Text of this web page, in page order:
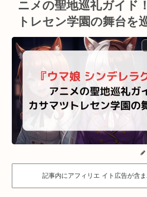
ニメの聖地巡礼ガイド
トレセン学園の舞台を
記事内にアフィリエ イト広告が含